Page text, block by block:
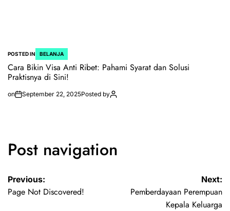
POSTED IN BELANJA
Cara Bikin Visa Anti Ribet: Pahami Syarat dan Solusi
Praktisnya di Sini!
on September 22, 2025Posted by
Post navigation
Previous:
Page Not Discovered!
Next:
Pemberdayaan Perempuan
Kepala Keluarga